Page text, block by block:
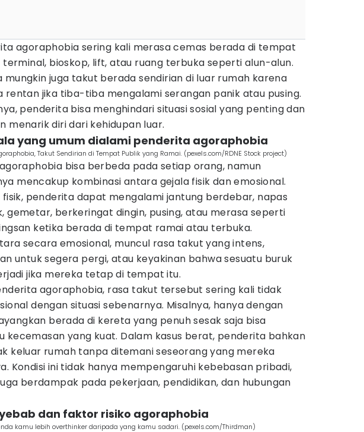
agoraphobia sering kali merasa cemas berada di tempat
bioskop, lift, atau ruang terbuka seperti alun-alun.
mungkin juga takut berada sendirian di luar rumah karena
rentan jika tiba-tiba mengalami serangan panik atau pusing.
penderita bisa menghindari situasi sosial yang penting dan
menarik diri dari kehidupan luar.
yang umum dialami penderita agoraphobia
Takut Sendirian di Tempat Publik yang Ramai. (pexels.com/RDNE Stock project)
bisa berbeda pada setiap orang, namun
mencakup kombinasi antara gejala fisik dan emosional.
fisik, penderita dapat mengalami jantung berdebar, napas
gemetar, berkeringat dingin, pusing, atau merasa seperti
ketika berada di tempat ramai atau terbuka.
secara emosional, muncul rasa takut yang intens,
untuk segera pergi, atau keyakinan bahwa sesuatu buruk
jika mereka tetap di tempat itu.
agoraphobia, rasa takut tersebut sering kali tidak
dengan situasi sebenarnya. Misalnya, hanya dengan
berada di kereta yang penuh sesak saja bisa
kecemasan yang kuat. Dalam kasus berat, penderita bahkan
keluar rumah tanpa ditemani seseorang yang mereka
Kondisi ini tidak hanya mempengaruhi kebebasan pribadi,
berdampak pada pekerjaan, pendidikan, dan hubungan
dan faktor risiko agoraphobia
kamu lebih overthinker daripada yang kamu sadari. (pexels.com/Thirdman)